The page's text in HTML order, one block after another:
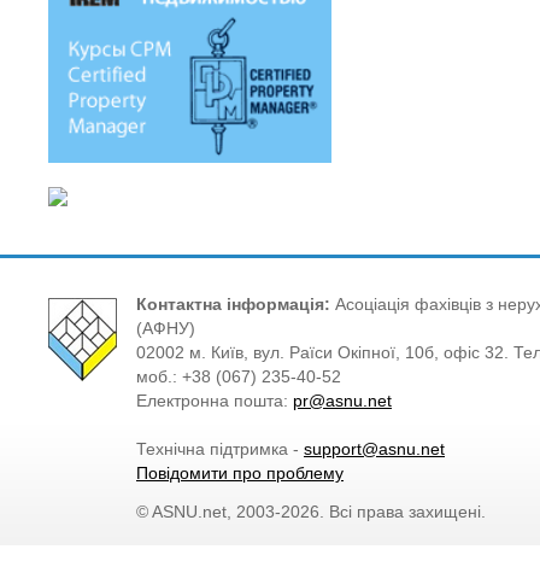
Контактна інформація: Асоціація фахівців з
(АФНУ)
02002 м. Київ, вул. Раїси Окіпної, 10б, офіс 32.
моб.: +38 (067) 235-40-52
Електронна пошта: pr@asnu.net
Технічна підтримка - support@asnu.net
Повідомити про проблему
© ASNU.net, 2003-2026. Всі права захищені.